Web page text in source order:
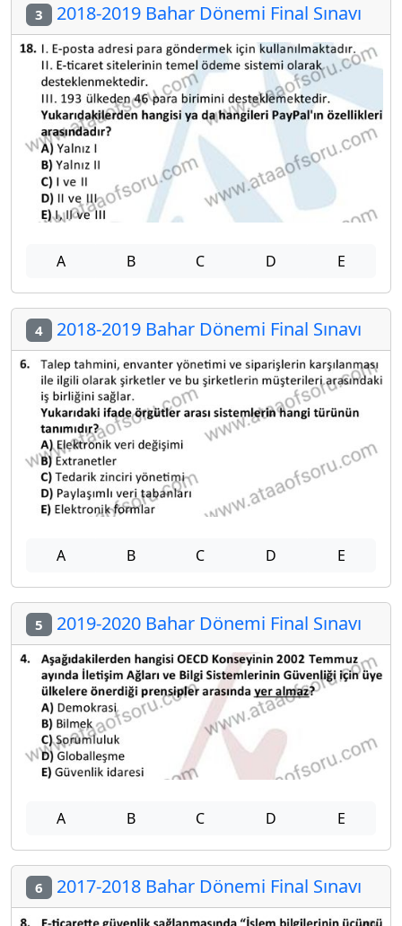
3 2018-2019 Bahar Dönemi Final Sınavı
A B C D E
4 2018-2019 Bahar Dönemi Final Sınavı
A B C D E
5 2019-2020 Bahar Dönemi Final Sınavı
A B C D E
6 2017-2018 Bahar Dönemi Final Sınavı